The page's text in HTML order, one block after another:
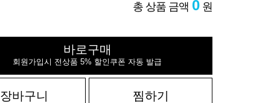
총 상품 금액 0 원
바로구매
회원가입시 전상품 5% 할인쿠폰 자동 발급
장바구니 찜하기